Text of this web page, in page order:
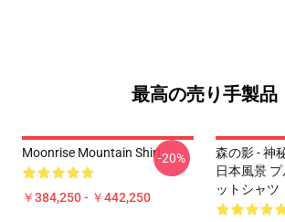
最高の売り手製品
Moonrise Mountain Shirt
￥384,250 - ￥442,250
-20%
森の影 - 神
日本風景
ットシャツ